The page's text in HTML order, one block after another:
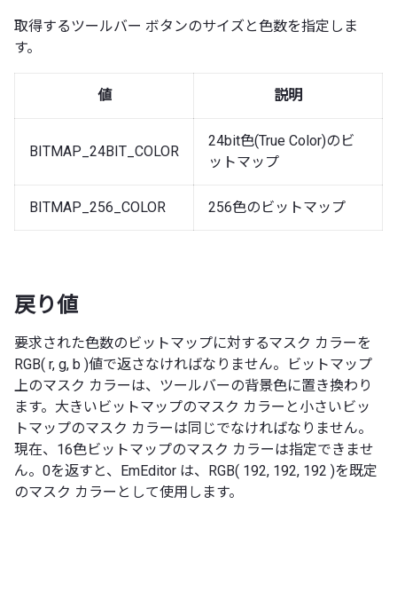
取得するツールバー ボタンのサイズと色数を指定しま
す。
値 説明
BITMAP_24BIT_COLOR
24bit色(True Color)のビ
ットマップ
BITMAP_256_COLOR 256色のビットマップ
戻り値
要求された色数のビットマップに対するマスク カラーを
RGB( r, g, b )値で返さなければなりません。ビットマップ
上のマスク カラーは、ツールバーの背景色に置き換わり
ます。大きいビットマップのマスク カラーと小さいビッ
トマップのマスク カラーは同じでなければなりません。
現在、16色ビットマップのマスク カラーは指定できませ
ん。0を返すと、EmEditor は、RGB( 192, 192, 192 )を既定
のマスク カラーとして使用します。